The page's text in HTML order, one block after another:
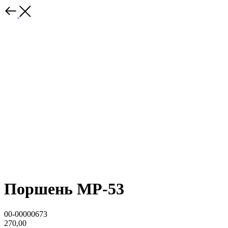
Поршень МР-53
00-00000673
270,00